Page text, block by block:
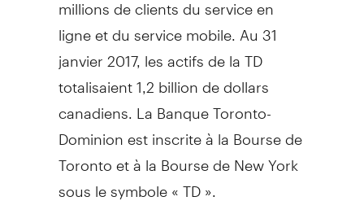
ligne et du service mobile. Au 31
janvier 2017, les actifs de la TD
totalisaient 1,2 billion de dollars
canadiens. La Banque Toronto-
Dominion est inscrite à la Bourse de
Torontoet à la Bourse deNew York
sous le symbole « TD ».